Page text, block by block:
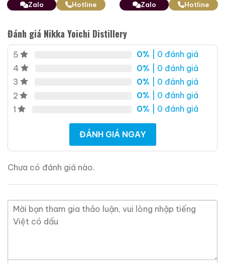
Roi Des Rois Cognac
Monalisa
4.250.000₫
Hotline
Très Grande Fine
Champagne
Zalo Hotline Zalo Hotline
Đánh giá Nikka Yoichi Distillery
5 0% | 0 đánh giá
4
0% | 0 đánh giá
3
0% | 0 đánh giá
2
0% | 0 đánh giá
1
0% | 0 đánh giá
ĐÁNH GIÁ NGAY
Chưa có đánh giá nào.